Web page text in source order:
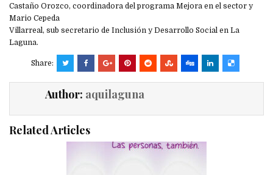
Castaño Orozco, coordinadora del programa Mejora en el sector y
Mario Cepeda
Villarreal, sub secretario de Inclusión y Desarrollo Social en La
Laguna.
Share:
Author: aquilaguna
Related Articles